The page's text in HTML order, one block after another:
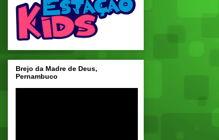
Brejo da Madre de Deus,
Pernambuco